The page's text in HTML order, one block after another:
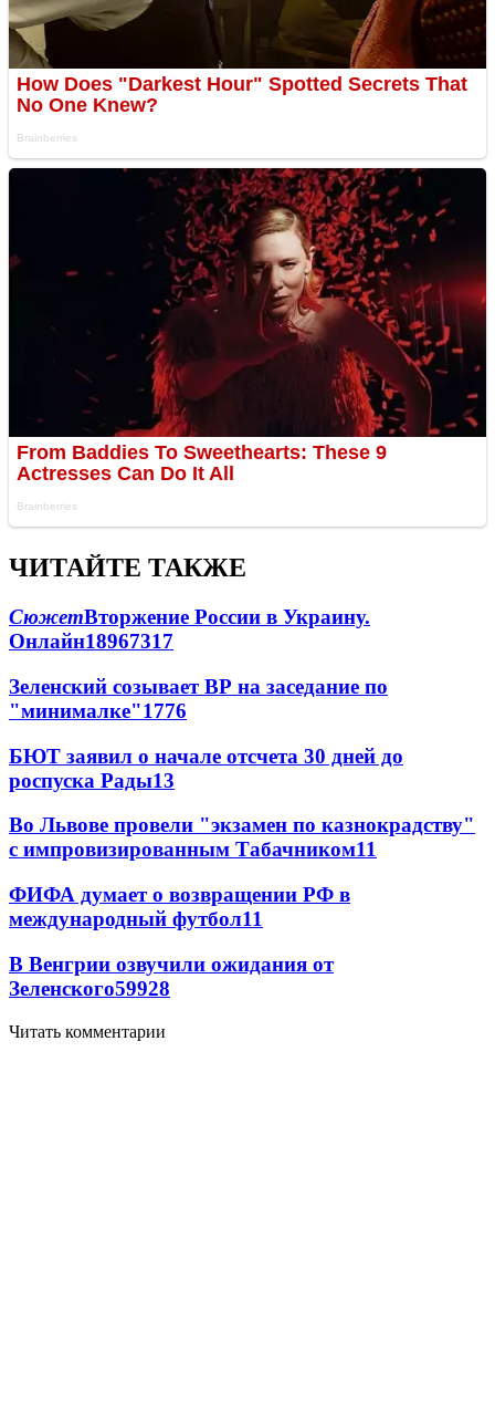
ЧИТАЙТЕ ТАКЖЕ
СюжетВторжение России в Украину.
Онлайн18967317
Зеленский созывает ВР на заседание по
"минималке"1776
БЮТ заявил о начале отсчета 30 дней до
роспуска Рады13
Во Львове провели "экзамен по казнокрадству"
с импровизированным Табачником11
ФИФА думает о возвращении РФ в
международный футбол11
В Венгрии озвучили ожидания от
Зеленского59928
Читать комментарии